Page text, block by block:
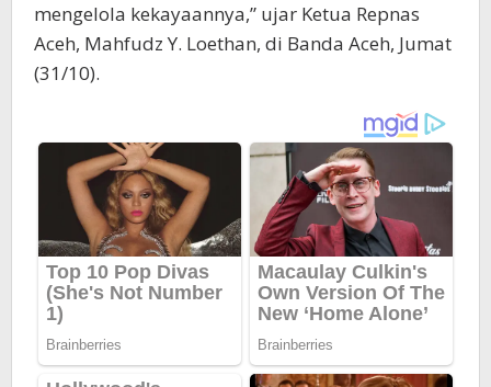
mengelola kekayaannya,” ujar Ketua Repnas
Aceh, Mahfudz Y. Loethan, di Banda Aceh, Jumat
(31/10).